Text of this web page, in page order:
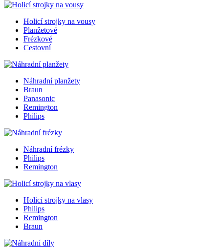
Holicí strojky na vousy
Planžetové
Frézkové
Cestovní
Náhradní planžety
Braun
Panasonic
Remington
Philips
Náhradní frézky
Philips
Remington
Holicí strojky na vlasy
Philips
Remington
Braun